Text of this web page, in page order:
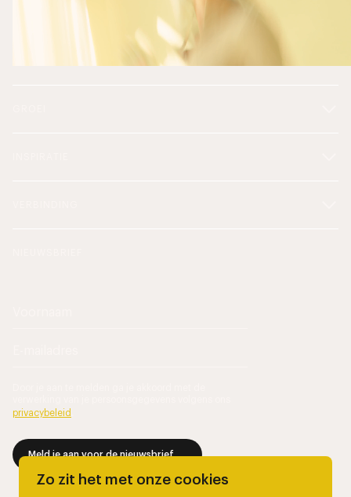
privacybeleid
Meld je aan voor de nieuwsbrief
Zo zit het met onze cookies